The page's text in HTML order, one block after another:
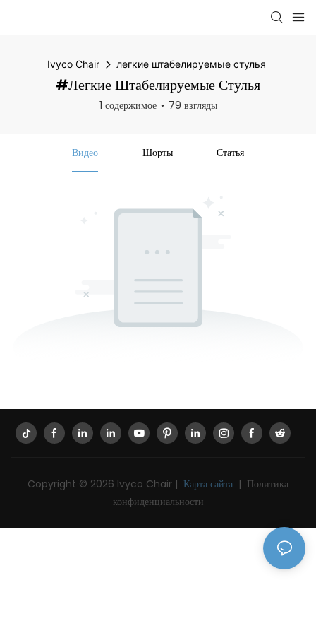
Ivyco Chair легкие штабелируемые стулья
#легкие Штабелируемые Стулья
1 содержимое 79 взгляды
Видео Шорты Статья
Copyright © 2026 Ivyco Chair | Карта сайта | Политика
конфиденциальности